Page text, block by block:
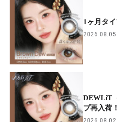
1ヶ月タ
2026.08.05
DEWLiT
プ再入荷！